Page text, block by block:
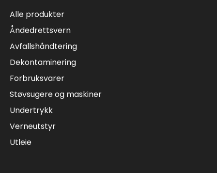
Alle produkter
Åndedrettsvern
Avfallshåndtering
Dekontaminering
Forbruksvarer
Støvsugere og maskiner
Undertrykk
Verneutstyr
Utleie